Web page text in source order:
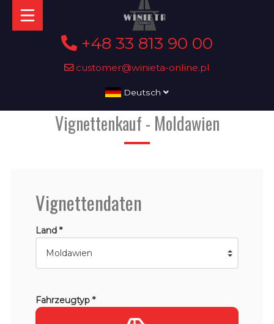
+48 33 813 90 00
customer@winieta-online.pl
Deutsch
Vignettenkauf - Moldawien
Vignettendaten
Land *
Fahrzeugtyp *